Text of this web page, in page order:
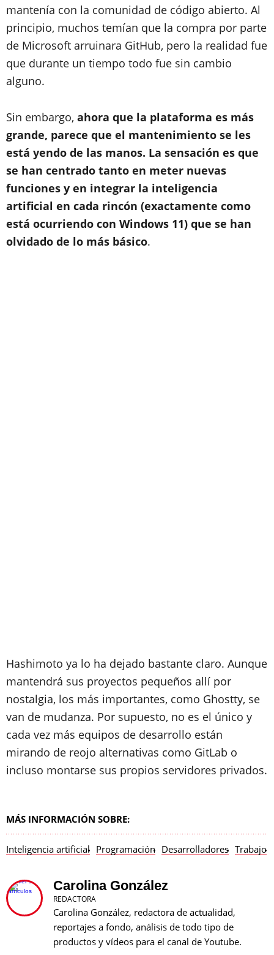
mantenía con la comunidad de código abierto. Al
principio, muchos temían que la compra por parte
de Microsoft arruinara GitHub, pero la realidad fue
que durante un tiempo todo fue sin cambio
alguno.
Sin embargo, ahora que la plataforma es más
grande, parece que el mantenimiento se les
está yendo de las manos. La sensación es que
se han centrado tanto en meter nuevas
funciones y en integrar la inteligencia
artificial en cada rincón (exactamente como
está ocurriendo con Windows 11) que se han
olvidado de lo más básico.
Hashimoto ya lo ha dejado bastante claro. Aunque
mantendrá sus proyectos pequeños allí por
nostalgia, los más importantes, como Ghostty, se
van de mudanza. Por supuesto, no es el único y
cada vez más equipos de desarrollo están
mirando de reojo alternativas como GitLab o
incluso montarse sus propios servidores privados.
MÁS INFORMACIÓN SOBRE:
Inteligencia artificial Programación Desarrolladores Trabajo
Carolina González
REDACTORA
Carolina González, redactora de actualidad,
reportajes a fondo, análisis de todo tipo de
productos y vídeos para el canal de Youtube.